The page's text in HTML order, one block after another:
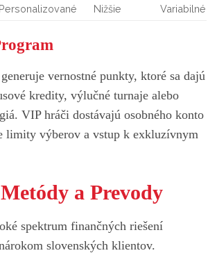
Personalizované Nižšie Variabilné
vernostné punkty, ktoré sa dajú
kredity, výlučné turnaje alebo
VIP hráči dostávajú osobného konto
limity výberov a vstup k exkluzívnym
a Prevody
spektrum finančných riešení
slovenských klientov.